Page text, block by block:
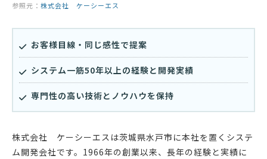
参照元： 株式会社 ケーシーエス
お客様目線・同じ感性で提案
システム一筋50年以上の経験と開発実績
専門性の高い技術とノウハウを保持
株式会社 ケーシーエスは茨城県水戸市に本社を置くシステ
ム開発会社です。1966年の創業以来、長年の経験と実績に